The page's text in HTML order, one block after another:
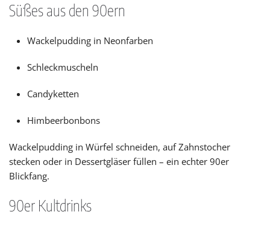
Süßes aus den 90ern
Wackelpudding in Neonfarben
Schleckmuscheln
Candyketten
Himbeerbonbons
Wackelpudding in Würfel schneiden, auf Zahnstocher
stecken oder in Dessertgläser füllen – ein echter 90er
Blickfang.
90er Kultdrinks